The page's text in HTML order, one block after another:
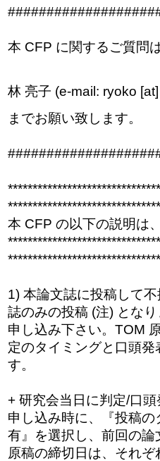
本 CFP に関するご質問
林 亮子 (e-mail: ryoko
までお願い致します。
******************************
******************************
本 CFP の以下の説明は
******************************
******************************
1) 本論文誌に投稿して
誌のみの投稿 (注) とな
申し込み下さい。TOM
定のタイミングと口頭発
す。
+ 研究会当日に判定/口
申し込み時に、『投稿
有』を選択し、前回の
原稿の締切日は、それ